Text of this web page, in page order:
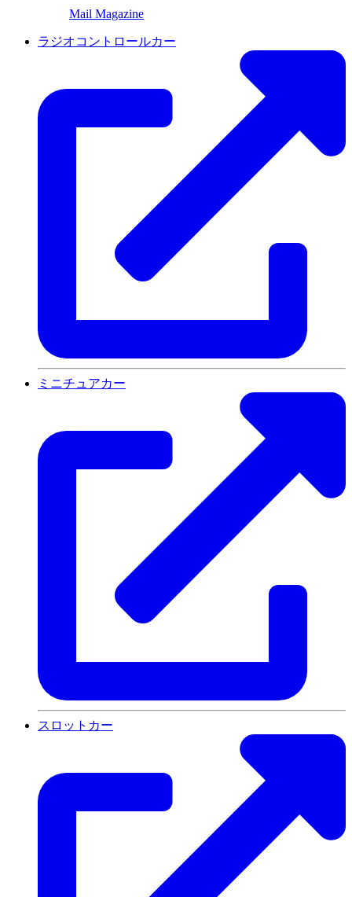
Mail Magazine
ラジオコントロールカー
ミニチュアカー
スロットカー